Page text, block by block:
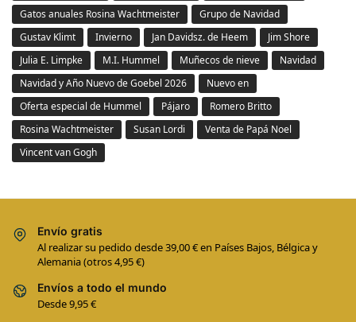
Gatos anuales Rosina Wachtmeister
Grupo de Navidad
Gustav Klimt
Invierno Jan Davidsz. de Heem
Jim Shore
Julia E. Limpke
M.I. Hummel Muñecos de nieve
Navidad
Navidad y Año Nuevo de Goebel 2026
Nuevo en
Oferta especial de Hummel
Pájaro
Romero Britto
Rosina Wachtmeister
Susan Lordi
Venta de Papá Noel
Vincent van Gogh
Envío gratis
Al realizar su pedido desde 39,00 € en Países Bajos, Bélgica y
Alemania (otros 4,95 €)
Envíos a todo el mundo
Desde 9,95 €